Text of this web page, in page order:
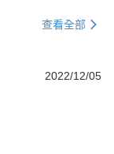
查看全部
2022/12/05